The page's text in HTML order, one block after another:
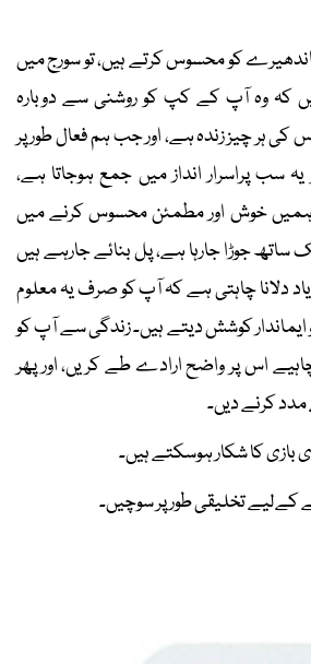
کو محسوس کرتے ہیں، تو سورج میں
کہ وہ آپ کے کپ کو روشنی سے دوبارہ
ہر چیز زندہ ہے، اور جب ہم فعال طور پر
سب پراسرار انداز میں جمع ہوجاتا ہے،
ہمیں خوش اور مطمئن محسوس کرنے میں
ساتھ جوڑا جارہا ہے، پل بنائے جارہے ہیں
دلانا چاہتی ہے کہ آپ کو صرف یہ معلوم
ایماندار کوشش دیتے ہیں۔ زندگی سے آپ کو
اس پر واضح ارادے طے کریں، اور پھر
کرنے دیں۔
بازی کا شکار ہوسکتے ہیں۔
تخلیقی طور پر سوچیں۔